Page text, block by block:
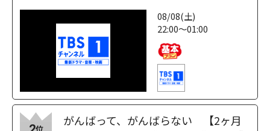
08/08(土)
22:00～01:00
位
がんばって、がんばらない 【2ヶ月